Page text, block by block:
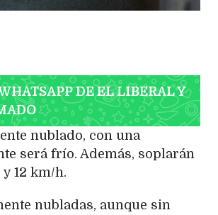
DE EL LIBERAL Y
nublado, con una
será frío. Además, soplarán
12 km/h.
nubladas, aunque sin